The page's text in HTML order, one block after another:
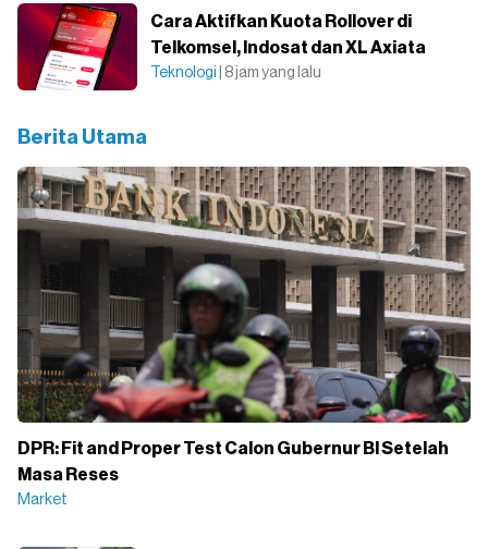
Cara Aktifkan Kuota Rollover di
Telkomsel, Indosat dan XL Axiata
Teknologi | 8 jam yang lalu
Berita Utama
DPR: Fit and Proper Test Calon Gubernur BI Setelah
Masa Reses
Market